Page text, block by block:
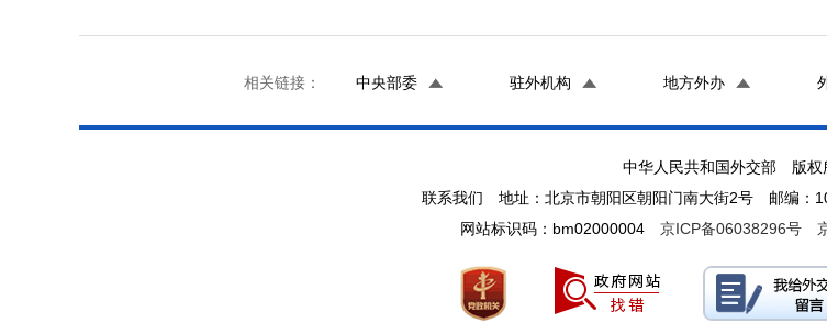
相关链接： 中央部委 驻外机构 地方外办
中华人民共和国外交部 版权
联系我们 地址：北京市朝阳区朝阳门南大街2号 邮编：
网站标识码：bm02000004 京ICP备06038296号